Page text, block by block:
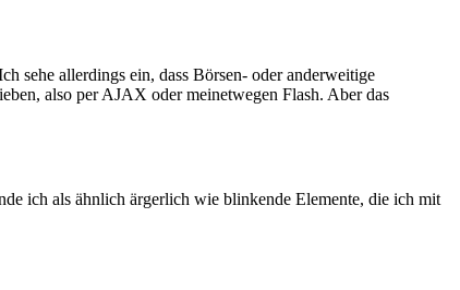
sehe allerdings ein, dass Börsen- oder anderweitige
also perAJAX oder meinetwegen Flash. Aber das
ich als ähnlich ärgerlich wie blinkende Elemente, die ich mit